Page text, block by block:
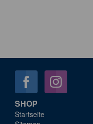
SHOP
Startseite